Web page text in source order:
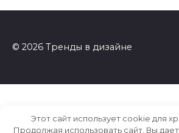
© 2026 Тренды в дизайне
Этот сайт использует cookie для
Продолжая использовать сайт, Вы